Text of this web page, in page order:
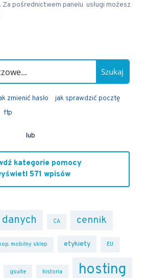
pośrednictwem panelu usługi możesz
Szukaj
zmienić hasło
jak sprawdzić pocztę
ftp
lub
kategorie pomocy
571 wpisów
danych CA cennik
mobilny sklep etykiety EU
gsuite historia hosting